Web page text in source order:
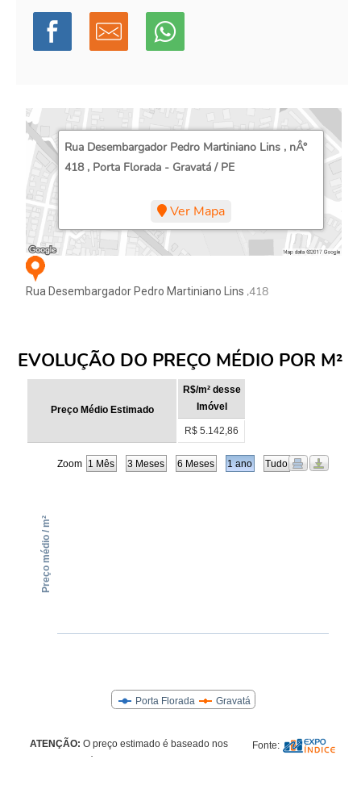
Rua Desembargador Pedro Martiniano Lins , nÂ°
418 , Porta Florada - Gravatá / PE
Ver Mapa
Rua Desembargador Pedro Martiniano Lins ,418
EVOLUÇÃO DO PREÇO MÉDIO POR M²